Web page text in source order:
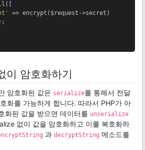
=> encrypt($request->secret)
암호화하기
암호화된 값은 serialize를 통해서 전달
화를 가능하게 합니다. 따라서 PHP가 아
화된 값을 받으면 데이터를 unserialize
없이 값을 암호화하고 이를 복호화하
과 decryptString 메소드를